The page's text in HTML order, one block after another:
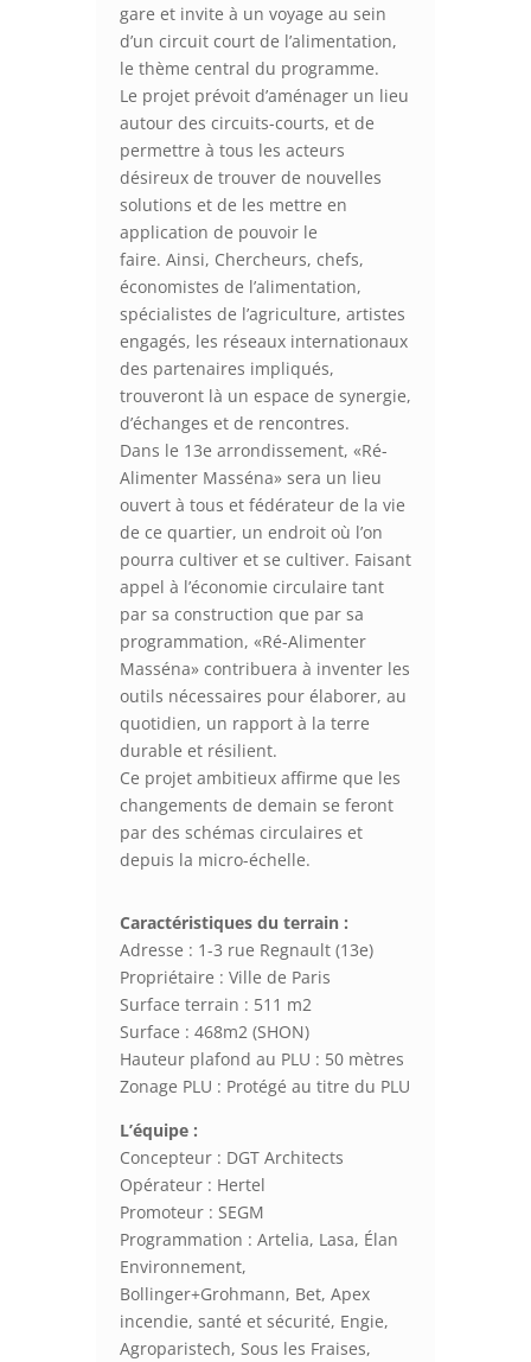
gare et invite à un voyage au sein
d’un circuit court de l’alimentation,
le thème central du programme.
Le projet prévoit d’aménager un lieu
autour des circuits-courts, et de
permettre à tous les acteurs
désireux de trouver de nouvelles
solutions et de les mettre en
application de pouvoir le
faire. Ainsi, Chercheurs, chefs,
économistes de l’alimentation,
spécialistes de l’agriculture, artistes
engagés, les réseaux internationaux
des partenaires impliqués,
trouveront là un espace de synergie,
d’échanges et de rencontres.
Dans le 13e arrondissement, «Ré-
Alimenter Masséna» sera un lieu
ouvert à tous et fédérateur de la vie
de ce quartier, un endroit où l’on
pourra cultiver et se cultiver. Faisant
appel à l’économie circulaire tant
par sa construction que par sa
programmation, «Ré-Alimenter
Masséna» contribuera à inventer les
outils nécessaires pour élaborer, au
quotidien, un rapport à la terre
durable et résilient.
Ce projet ambitieux affirme que les
changements de demain se feront
par des schémas circulaires et
depuis la micro-échelle.
Caractéristiques du terrain :
Adresse : 1-3 rue Regnault (13e)
Propriétaire : Ville de Paris
Surface terrain : 511 m2
Surface : 468m2 (SHON)
Hauteur plafond au PLU : 50 mètres
Zonage PLU : Protégé au titre du PLU
L’équipe :
Concepteur : DGT Architects
Opérateur : Hertel
Promoteur : SEGM
Programmation : Artelia, Lasa, Élan
Environnement,
Bollinger+Grohmann, Bet, Apex
incendie, santé et sécurité, Engie,
Agroparistech, Sous les Fraises,